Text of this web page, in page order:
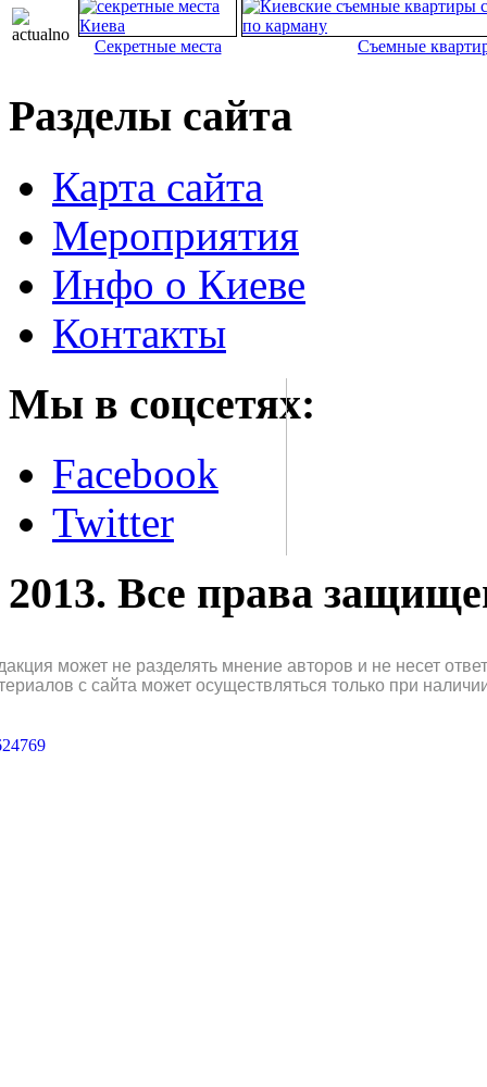
Секретные места Съемные
Разделы сайта
Карта сайта
Мероприятия
Инфо о Киеве
Контакты
Мы в соцсетях:
Facebook
Twitter
2013. Все права
может не разделять мнение авторов и не несет
с сайта может осуществляться только при